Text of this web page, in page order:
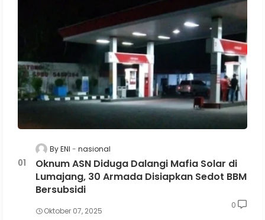
By ENI nasional
Oknum ASN Diduga Dalangi Mafia Solar di
Lumajang, 30 Armada Disiapkan Sedot BBM
Bersubsidi
Oktober 07, 2025
0